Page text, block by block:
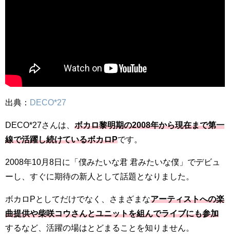
出典： DECO*27
DECO*27さんは、 ボカロ黎明期の2008年から現在まで第一
線で活躍し続けているボカロPです。
2008年10月8日に「僕みたいな君 君みたいな僕」でデビュ
ーし、すぐに期待の新人として話題となりました。
ボカロPとしてだけでなく、さまざまなアーティストへの楽
曲提供や柴咲コウさんとユニットを組んでライブにも参加
するなど、活躍の場はとどまることを知りません。